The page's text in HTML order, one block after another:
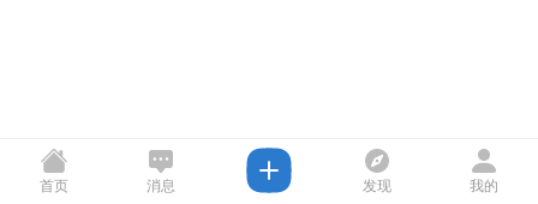
首页 消息 发现 我的